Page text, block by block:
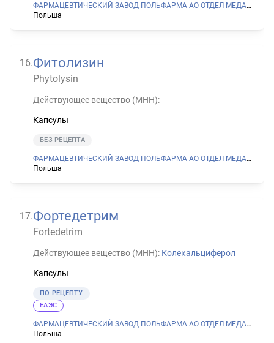
ФАРМАЦЕВТИЧЕСКИЙ ЗАВОД ПОЛЬФАРМА АО ОТДЕЛ МЕДАНА В СЕРАДЗЕ
Польша
16.Фитолизин
Phytolysin
Действующее вещество (МНН):
Капсулы
БЕЗ РЕЦЕПТА
ФАРМАЦЕВТИЧЕСКИЙ ЗАВОД ПОЛЬФАРМА АО ОТДЕЛ МЕДАНА В СЕРАДЗЕ
Польша
17.Фортедетрим
Fortedetrim
Действующее вещество (МНН): Колекальциферол
Капсулы
ПО РЕЦЕПТУ
ФАРМАЦЕВТИЧЕСКИЙ ЗАВОД ПОЛЬФАРМА АО ОТДЕЛ МЕДАНА В СЕРАДЗЕ
Польша
ЕАЭС